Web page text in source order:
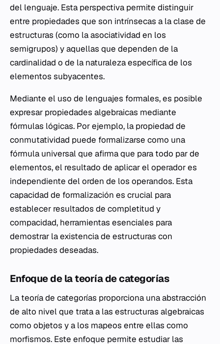
del lenguaje. Esta perspectiva permite distinguir
entre propiedades que son intrínsecas a la clase de
estructuras (como la asociatividad en los
semigrupos) y aquellas que dependen de la
cardinalidad o de la naturaleza específica de los
elementos subyacentes.
Mediante el uso de lenguajes formales, es posible
expresar propiedades algebraicas mediante
fórmulas lógicas. Por ejemplo, la propiedad de
conmutatividad puede formalizarse como una
fórmula universal que afirma que para todo par de
elementos, el resultado de aplicar el operador es
independiente del orden de los operandos. Esta
capacidad de formalización es crucial para
establecer resultados de completitud y
compacidad, herramientas esenciales para
demostrar la existencia de estructuras con
propiedades deseadas.
Enfoque de la teoría de categorías
La teoría de categorías proporciona una abstracción
de alto nivel que trata a las estructuras algebraicas
como objetos y a los mapeos entre ellas como
morfismos. Este enfoque permite estudiar las